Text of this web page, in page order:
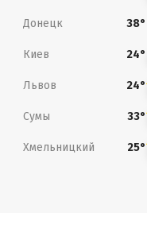
Донецк 38°
Киев 24°
Львов 24°
Сумы 33°
Хмельницкий 25°